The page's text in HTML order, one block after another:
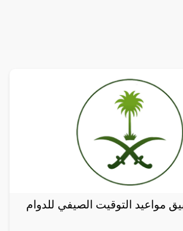
مواعيد التوقيت الصيفي للدوام